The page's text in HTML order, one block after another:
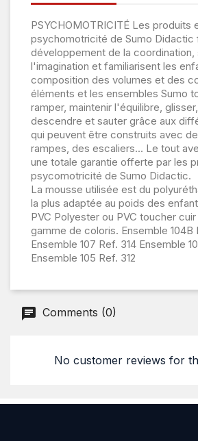
PSYCHOMOTRICITÉ Les produits
psychomotricité de Sumo Didactic
développement de la coordination,
l'imagination et familiarisent les
composition des volumes et des
éléments et les ensembles Sumo
ramper, maintenir l'équilibre,
descendre et sauter grâce aux
qui peuvent être construits avec
rampes, des escaliers... Le tout
une totale garantie offerte par les
psycomotricité de Sumo Didactic.
La mousse utilisée est du
la plus adaptée au poids des
PVC Polyester ou PVC toucher
gamme de coloris. Ensemble 104B
Ensemble 107 Ref. 314 Ensemble
Ensemble 105 Ref. 312
Comments (0)
No customer reviews for